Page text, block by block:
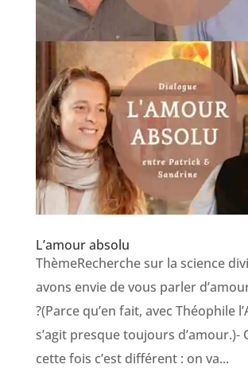
L’amour absolu
ThèmeRecherche sur la science
avons envie de vous parler
?(Parce qu’en fait, avec Théophile
s’agit presque toujours d’amour.)-
cette fois c’est différent : on va...